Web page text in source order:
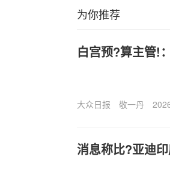
为你推荐
白宫预?算主管!
大众日报 敬一丹
消息称比?亚迪